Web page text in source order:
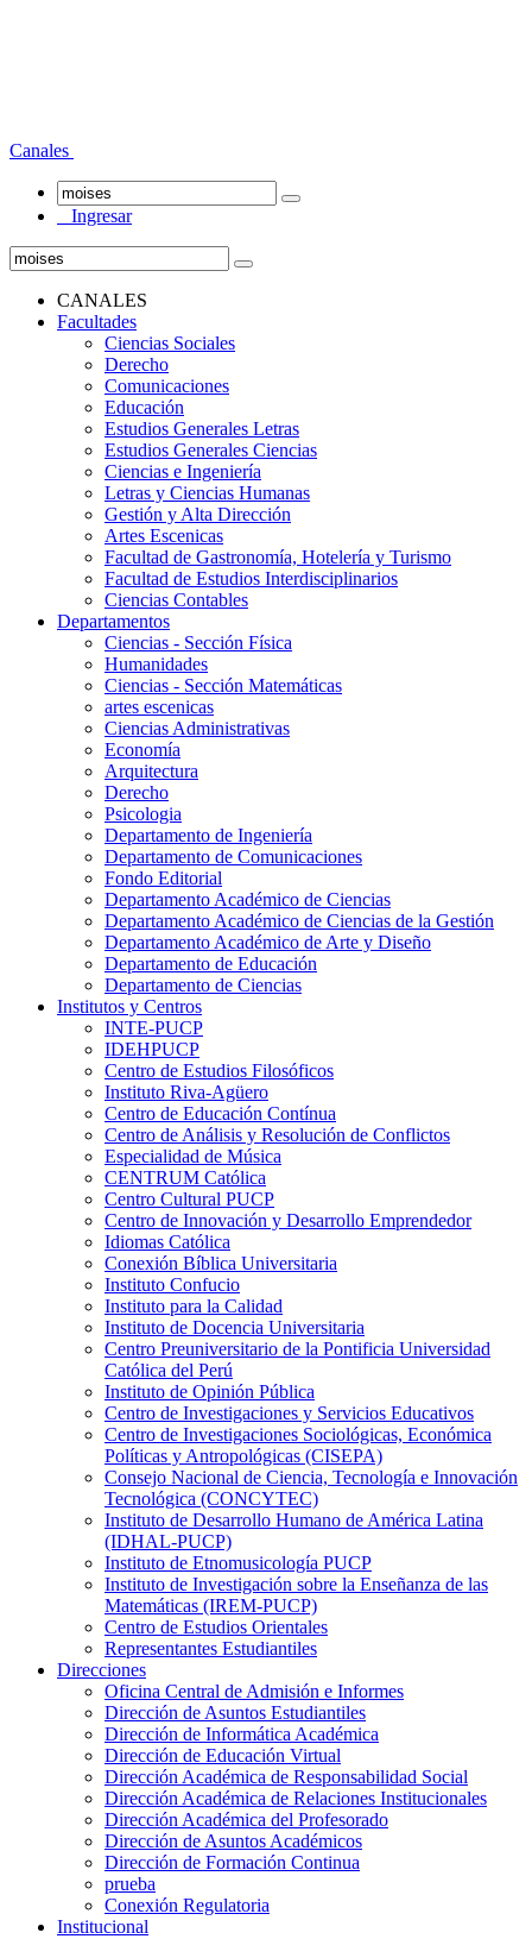
Canales
Ingresar
CANALES
Facultades
Ciencias Sociales
Derecho
Comunicaciones
Educación
Estudios Generales Letras
Estudios Generales Ciencias
Ciencias e Ingeniería
Letras y Ciencias Humanas
Gestión y Alta Dirección
Artes Escenicas
Facultad de Gastronomía, Hotelería y Turismo
Facultad de Estudios Interdisciplinarios
Ciencias Contables
Departamentos
Ciencias - Sección Física
Humanidades
Ciencias - Sección Matemáticas
artes escenicas
Ciencias Administrativas
Economía
Arquitectura
Derecho
Psicologia
Departamento de Ingeniería
Departamento de Comunicaciones
Fondo Editorial
Departamento Académico de Ciencias
Departamento Académico de Ciencias de la Gestión
Departamento Académico de Arte y Diseño
Departamento de Educación
Departamento de Ciencias
Institutos y Centros
INTE-PUCP
IDEHPUCP
Centro de Estudios Filosóficos
Instituto Riva-Agüero
Centro de Educación Contínua
Centro de Análisis y Resolución de Conflictos
Especialidad de Música
CENTRUM Católica
Centro Cultural PUCP
Centro de Innovación y Desarrollo Emprendedor
Idiomas Católica
Conexión Bíblica Universitaria
Instituto Confucio
Instituto para la Calidad
Instituto de Docencia Universitaria
Centro Preuniversitario de la Pontificia Universidad
Católica del Perú
Instituto de Opinión Pública
Centro de Investigaciones y Servicios Educativos
Centro de Investigaciones Sociológicas, Económica
Políticas y Antropológicas (CISEPA)
Consejo Nacional de Ciencia, Tecnología e Innovación
Tecnológica (CONCYTEC)
Instituto de Desarrollo Humano de América Latina
(IDHAL-PUCP)
Instituto de Etnomusicología PUCP
Instituto de Investigación sobre la Enseñanza de las
Matemáticas (IREM-PUCP)
Centro de Estudios Orientales
Representantes Estudiantiles
Direcciones
Oficina Central de Admisión e Informes
Dirección de Asuntos Estudiantiles
Dirección de Informática Académica
Dirección de Educación Virtual
Dirección Académica de Responsabilidad Social
Dirección Académica de Relaciones Institucionales
Dirección Académica del Profesorado
Dirección de Asuntos Académicos
Dirección de Formación Continua
prueba
Conexión Regulatoria
Institucional